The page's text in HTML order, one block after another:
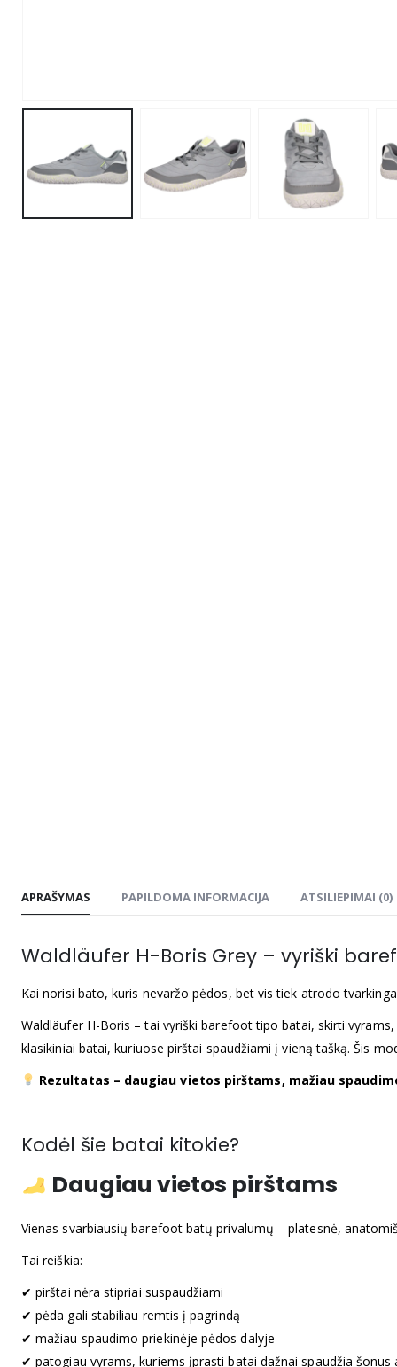
APRAŠYMAS PAPILDOMA INFORMACIJA ATSILIEPIMAI (0)
Waldläufer H-Boris Grey – vyriški
Kai norisi bato, kuris nevaržo pėdos, bet vis tiek atrodo
Waldläufer H-Boris – tai vyriški barefoot tipo batai, skirti
klasikiniai batai, kuriuose pirštai spaudžiami į vieną tašką. Šis
Rezultatas – daugiau vietos pirštams, mažiau
Kodėl šie batai kitokie?
Daugiau vietos pirštams
Vienas svarbiausių barefoot batų privalumų – platesnė,
Tai reiškia:
✔ pirštai nėra stipriai suspaudžiami
✔ pėda gali stabiliau remtis į pagrindą
✔ mažiau spaudimo priekinėje pėdos dalyje
✔ patogiau vyrams, kuriems įprasti batai dažnai spaudžia šonus